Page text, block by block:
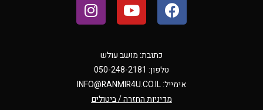
כתובת: מושב עולש
טלפון: 050-248-2181
אימייל:INFO@RANMIR4U.CO.IL
מדיניות החזרה / ביטולים